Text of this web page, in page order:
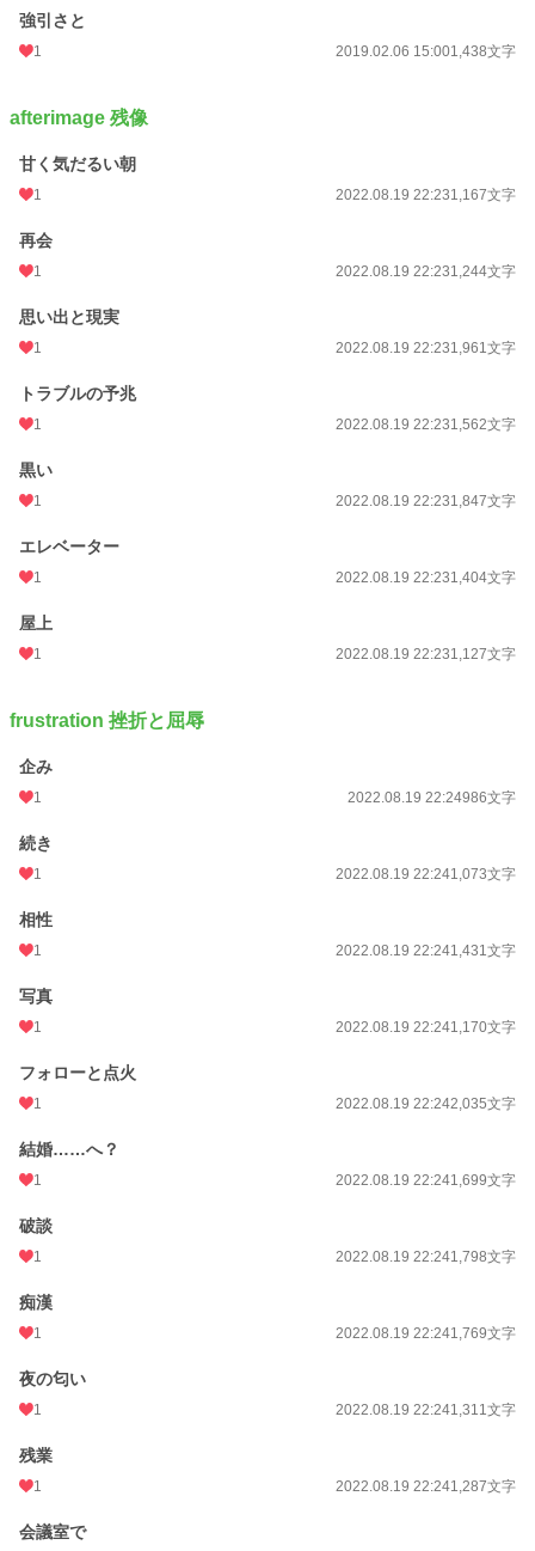
強引さと
1 2019.02.06 15:001,438文字
afterimage 残像
甘く気だるい朝
1 2022.08.19 22:231,167文字
再会
1 2022.08.19 22:231,244文字
思い出と現実
1 2022.08.19 22:231,961文字
トラブルの予兆
1 2022.08.19 22:231,562文字
黒い
1 2022.08.19 22:231,847文字
エレベーター
1 2022.08.19 22:231,404文字
屋上
1 2022.08.19 22:231,127文字
frustration 挫折と屈辱
企み
1 2022.08.19 22:24986文字
続き
1 2022.08.19 22:241,073文字
相性
1 2022.08.19 22:241,431文字
写真
1 2022.08.19 22:241,170文字
フォローと点火
1 2022.08.19 22:242,035文字
結婚……へ？
1 2022.08.19 22:241,699文字
破談
1 2022.08.19 22:241,798文字
痴漢
1 2022.08.19 22:241,769文字
夜の匂い
1 2022.08.19 22:241,311文字
残業
1 2022.08.19 22:241,287文字
会議室で